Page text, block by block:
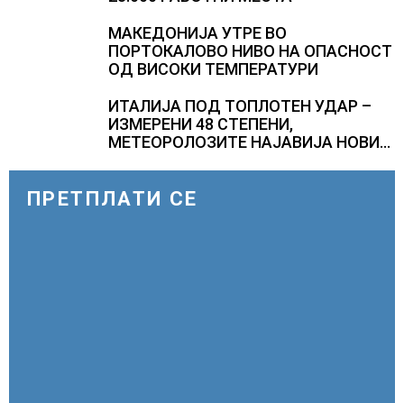
МАКЕДОНИЈА УТРЕ ВО
ПОРТОКАЛОВО НИВО НА ОПАСНОСТ
ОД ВИСОКИ ТЕМПЕРАТУРИ
ИТАЛИЈА ПОД ТОПЛОТЕН УДАР –
ИЗМЕРЕНИ 48 СТЕПЕНИ,
МЕТЕОРОЛОЗИТЕ НАЈАВИЈА НОВИ
ПРЕТПЛАТИ СЕ